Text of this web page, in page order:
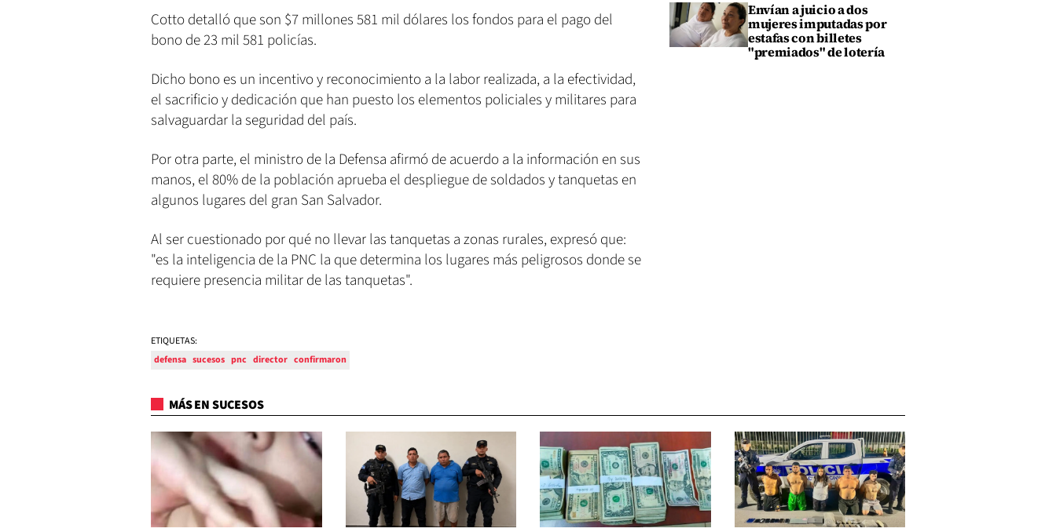
Cotto detalló que son $7 millones 581 mil dólares los fondos para el pago del
bono de 23 mil 581 policías.
Dicho bono es un incentivo y reconocimiento a la labor realizada, a la efectividad,
el sacrificio y dedicación que han puesto los elementos policiales y militares para
salvaguardar la seguridad del país.
Por otra parte, el ministro de la Defensa afirmó de acuerdo a la información en sus
manos, el 80% de la población aprueba el despliegue de soldados y tanquetas en
algunos lugares del gran San Salvador.
Al ser cuestionado por qué no llevar las tanquetas a zonas rurales, expresó que:
"es la inteligencia de la PNC la que determina los lugares más peligrosos donde se
requiere presencia militar de las tanquetas".
ETIQUETAS:
defensa sucesos pnc director confirmaron
Envían a juicio a dos
mujeres imputadas por
estafas con billetes
"premiados" de lotería
MÁS EN SUCESOS